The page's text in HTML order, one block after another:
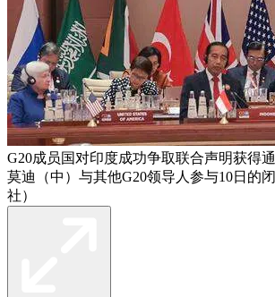
G20成员国对印度成功争取联合声明获得
莫迪（中）与其他G20领导人参与10日的
社）